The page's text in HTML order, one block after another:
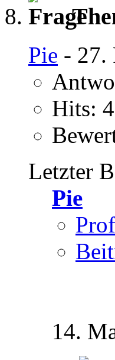
Pie - 27.
Hits:
Letzter
Pie
14.